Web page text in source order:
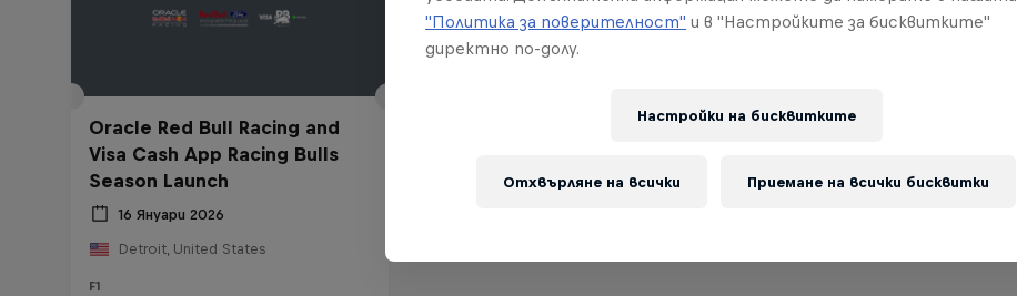
Oracle Red Bull Racing and
Visa Cash App Racing Bulls
Season Launch
16 Януари 2026
Detroit, United States
F1
"Политика за поверителност" и в "Настройките за бисквитките"
директно по-долу.
Настройки на бисквитките
Отхвърляне на всички Приемане на всички бисквитки